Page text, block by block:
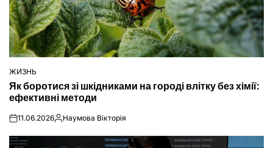
ОПУБЛІКУВАТИ
У
ЖИЗНЬ
Як боротися зі шкідниками на городі влітку без хімії:
ефективні методи
on11.06.2026Опубліковано
Наумова Вікторія